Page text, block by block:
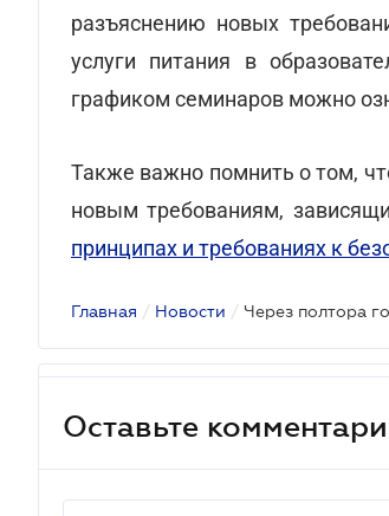
разъяснению новых
услуги питания в
графиком семинаров можно
Также важно помнить о том,
новым требованиям,
принципах и требованиях к
Главная / Новости /
Оставьте